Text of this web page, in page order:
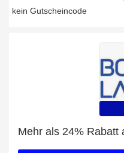
kein Gutscheincode